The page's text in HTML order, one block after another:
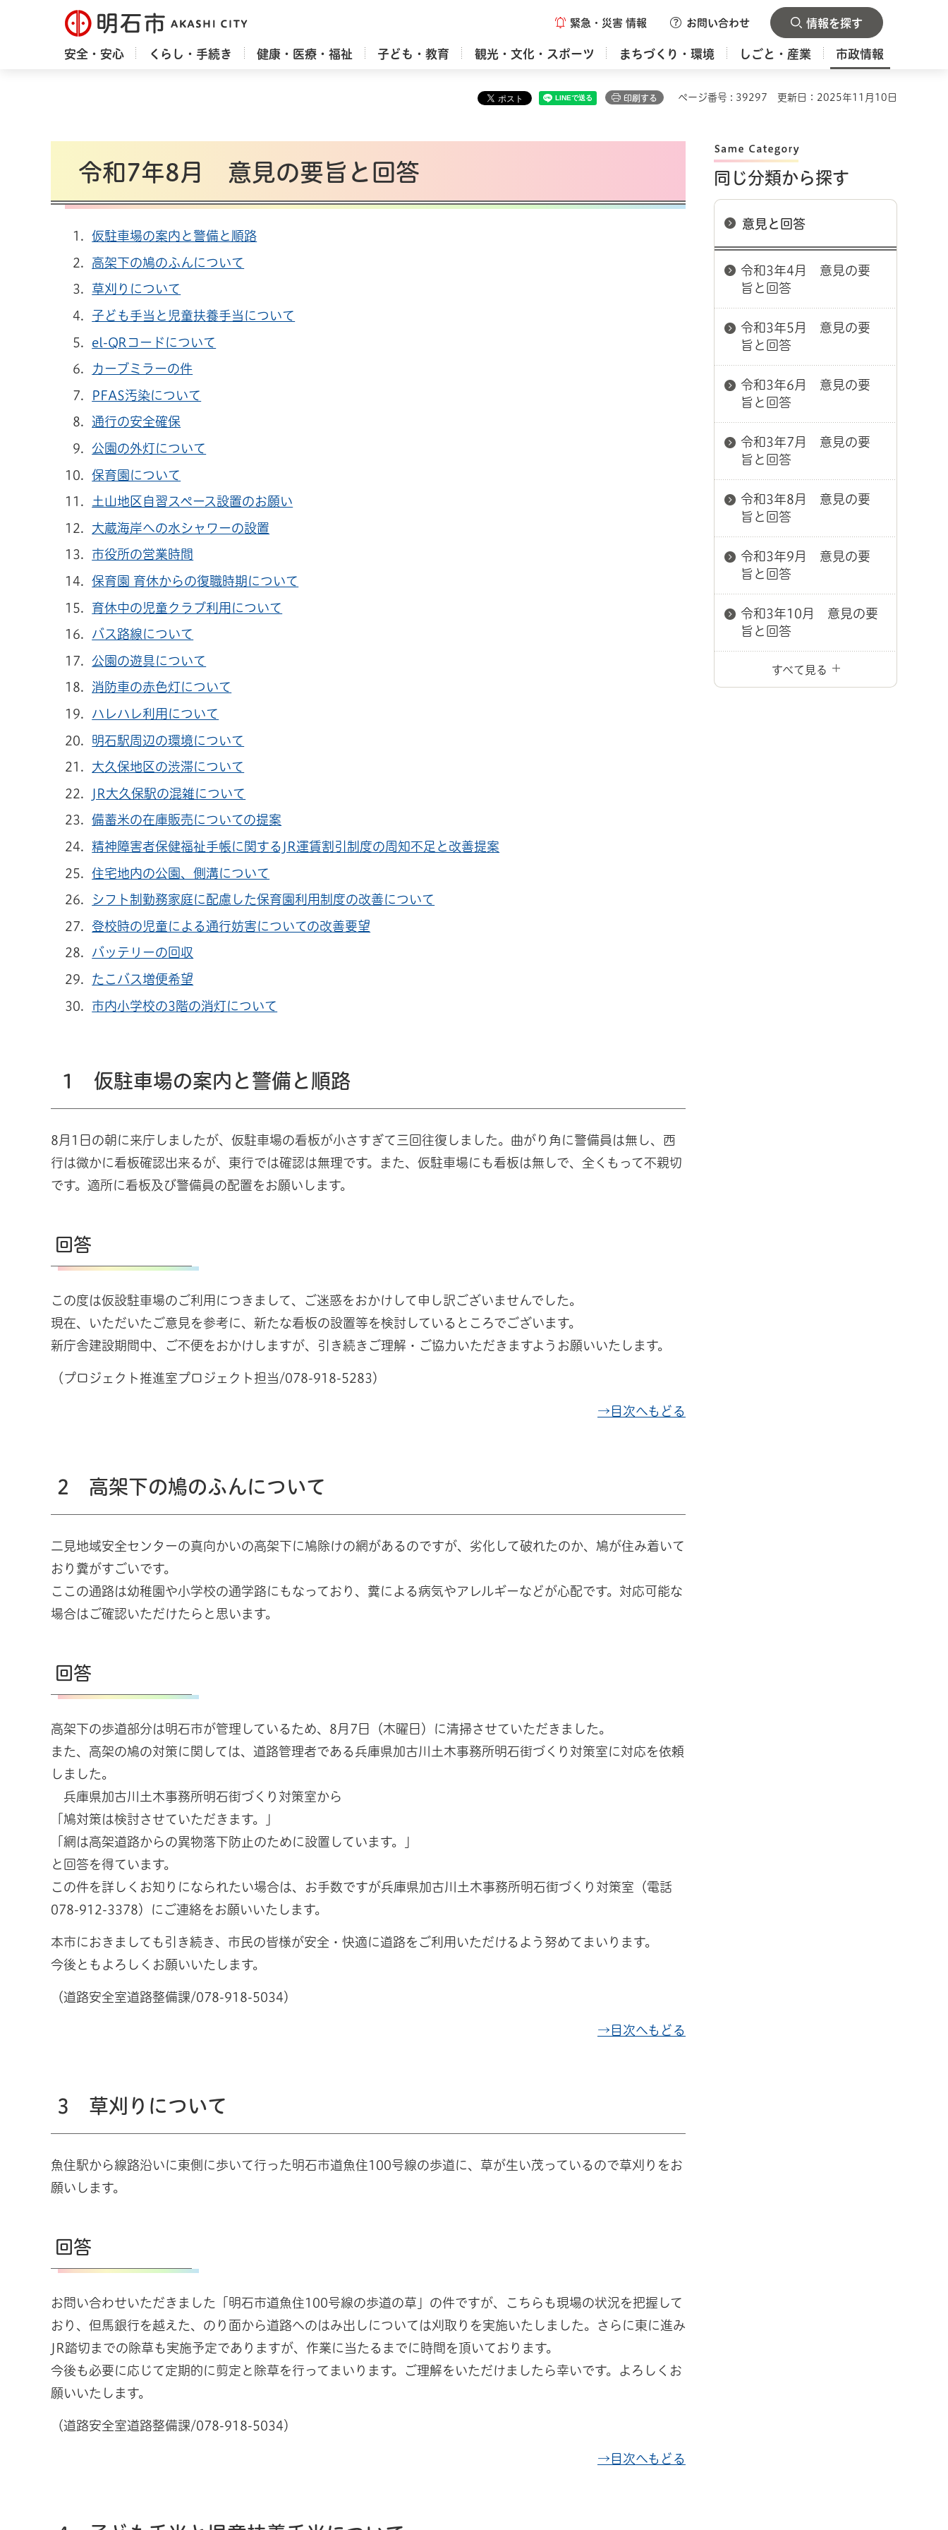
明石市 緊急・災害 情報 お問い合わせ 情報を探す
安全・安心 くらし・手続き 健康・医療・福祉 子ども・教育 観光・文化・スポーツ まちづくり・環境 しごと・産業 市政情報
印刷する ページ番号 : 39297 更新日：2025年11月10日
令和7年8月 意見の要旨と回答
仮駐車場の案内と警備と順路
高架下の鳩のふんについて
草刈りについて
子ども手当と児童扶養手当について
el-QRコードについて
カーブミラーの件
PFAS汚染について
通行の安全確保
公園の外灯について
保育園について
土山地区自習スペース設置のお願い
大蔵海岸への水シャワーの設置
市役所の営業時間
保育園 育休からの復職時期について
育休中の児童クラブ利用について
バス路線について
公園の遊具について
消防車の赤色灯について
ハレハレ利用について
明石駅周辺の環境について
大久保地区の渋滞について
JR大久保駅の混雑について
備蓄米の在庫販売についての提案
精神障害者保健福祉手帳に関するJR運賃割引制度の周知不足と改善提案
住宅地内の公園、側溝について
シフト制勤務家庭に配慮した保育園利用制度の改善について
登校時の児童による通行妨害についての改善要望
バッテリーの回収
たこバス増便希望
市内小学校の3階の消灯について
1 仮駐車場の案内と警備と順路
8月1日の朝に来庁しましたが、仮駐車場の看板が小さすぎて三回往復しました。曲がり角に警備員は無し、西
行は微かに看板確認出来るが、東行では確認は無理です。また、仮駐車場にも看板は無しで、全くもって不親切
です。適所に看板及び警備員の配置をお願いします。
回答
この度は仮設駐車場のご利用につきまして、ご迷惑をおかけして申し訳ございませんでした。
現在、いただいたご意見を参考に、新たな看板の設置等を検討しているところでございます。
新庁舎建設期間中、ご不便をおかけしますが、引き続きご理解・ご協力いただきますようお願いいたします。
（プロジェクト推進室プロジェクト担当/078-918-5283）
→目次へもどる
2 高架下の鳩のふんについて
二見地域安全センターの真向かいの高架下に鳩除けの網があるのですが、劣化して破れたのか、鳩が住み着いて
おり糞がすごいです。
ここの通路は幼稚園や小学校の通学路にもなっており、糞による病気やアレルギーなどが心配です。対応可能な
場合はご確認いただけたらと思います。
回答
高架下の歩道部分は明石市が管理しているため、8月7日（木曜日）に清掃させていただきました。
また、高架の鳩の対策に関しては、道路管理者である兵庫県加古川土木事務所明石街づくり対策室に対応を依頼
しました。
兵庫県加古川土木事務所明石街づくり対策室から
「鳩対策は検討させていただきます。」
「網は高架道路からの異物落下防止のために設置しています。」
と回答を得ています。
この件を詳しくお知りになられたい場合は、お手数ですが兵庫県加古川土木事務所明石街づくり対策室（電話
078-912-3378）にご連絡をお願いいたします。
本市におきましても引き続き、市民の皆様が安全・快適に道路をご利用いただけるよう努めてまいります。
今後ともよろしくお願いいたします。
（道路安全室道路整備課/078-918-5034）
→目次へもどる
3 草刈りについて
魚住駅から線路沿いに東側に歩いて行った明石市道魚住100号線の歩道に、草が生い茂っているので草刈りをお
願いします。
回答
お問い合わせいただきました「明石市道魚住100号線の歩道の草」の件ですが、こちらも現場の状況を把握して
おり、但馬銀行を越えた、のり面から道路へのはみ出しについては刈取りを実施いたしました。さらに東に進み
JR踏切までの除草も実施予定でありますが、作業に当たるまでに時間を頂いております。
今後も必要に応じて定期的に剪定と除草を行ってまいります。ご理解をいただけましたら幸いです。よろしくお
願いいたします。
（道路安全室道路整備課/078-918-5034）
→目次へもどる
同じ分類から探す
意見と回答
令和3年4月 意見の要
旨と回答
令和3年5月 意見の要
旨と回答
令和3年6月 意見の要
旨と回答
令和3年7月 意見の要
旨と回答
令和3年8月 意見の要
旨と回答
令和3年9月 意見の要
旨と回答
令和3年10月 意見の要
旨と回答
すべて見る